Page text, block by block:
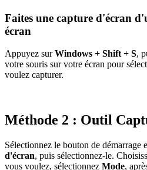
Faites une capture d'écran
écran
Appuyez surWindows + Shift + S,
votre souris sur votre écran pour
voulez capturer.
Méthode 2 : Outil
Sélectionnez le bouton de démarrage
d'écran, puis sélectionnez-le.
vous voulez, sélectionnez Mode,